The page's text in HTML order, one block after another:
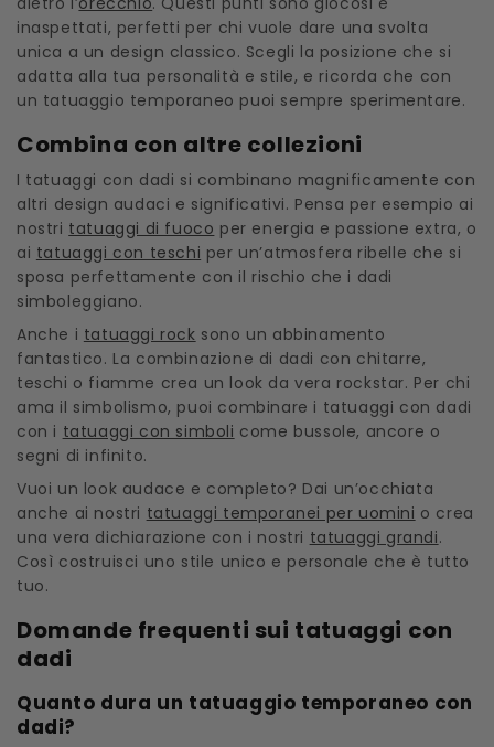
inaspettati, perfetti per chi vuole dare una svolta
unica a un design classico. Scegli la posizione che si
adatta alla tua personalità e stile, e ricorda che con
un tatuaggio temporaneo puoi sempre sperimentare.
Combina con altre collezioni
I tatuaggi con dadi si combinano magnificamente con
altri design audaci e significativi. Pensa per esempio ai
nostri tatuaggi di fuoco per energia e passione extra, o
ai tatuaggi con teschi per un’atmosfera ribelle che si
sposa perfettamente con il rischio che i dadi
simboleggiano.
Anche i tatuaggi rock sono un abbinamento
fantastico. La combinazione di dadi con chitarre,
teschi o fiamme crea un look da vera rockstar. Per chi
ama il simbolismo, puoi combinare i tatuaggi con dadi
con i tatuaggi con simboli come bussole, ancore o
segni di infinito.
Vuoi un look audace e completo? Dai un’occhiata
anche ai nostri tatuaggi temporanei per uomini o crea
una vera dichiarazione con i nostri tatuaggi grandi.
Così costruisci uno stile unico e personale che è tutto
tuo.
Domande frequenti sui tatuaggi con
dadi
Quanto dura un tatuaggio temporaneo con
dadi?